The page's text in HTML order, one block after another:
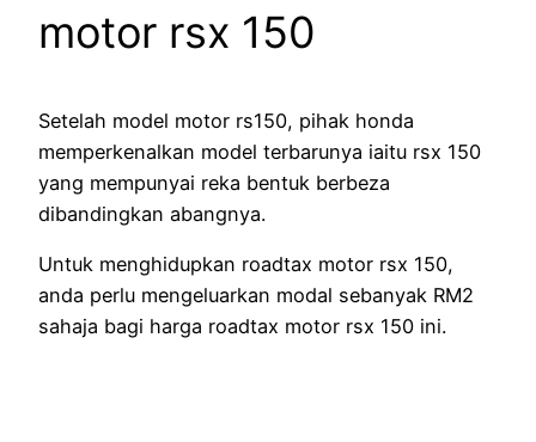
motor rsx 150
Setelah model motor rs150, pihak honda
memperkenalkan model terbarunya iaitu rsx 150
yang mempunyai reka bentuk berbeza
dibandingkan abangnya.
Untuk menghidupkan roadtax motor rsx 150,
anda perlu mengeluarkan modal sebanyak RM2
sahaja bagi harga roadtax motor rsx 150 ini.